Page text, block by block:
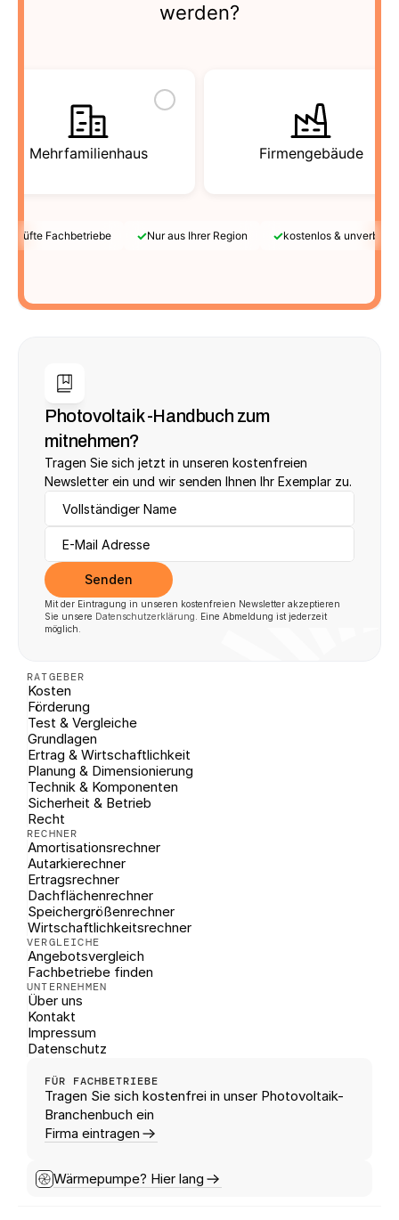
werden?
Mehrfamilienhaus Firmengebäude
Fachbetriebe ✓Nur aus Ihrer Region ✓kostenlos &
Photovoltaik -Handbuch zum
mitnehmen?
Tragen Sie sich jetzt in unseren kostenfreien
Newsletter ein und wir senden Ihnen Ihr Exemplar zu.
Senden
Mit der Eintragung in unseren kostenfreien Newsletter akzeptieren
Sie unsere Datenschutzerklärung . Eine Abmeldung ist jederzeit
möglich.
RATGEBER
Kosten
Förderung
Test & Vergleiche
Grundlagen
Ertrag & Wirtschaftlichkeit
Planung & Dimensionierung
Technik & Komponenten
Sicherheit & Betrieb
Recht
RECHNER
Amortisationsrechner
Autarkierechner
Ertragsrechner
Dachflächenrechner
Speichergrößenrechner
Wirtschaftlichkeitsrechner
VERGLEICHE
Angebotsvergleich
Fachbetriebe finden
UNTERNEHMEN
Über uns
Kontakt
Impressum
Datenschutz
FÜR FACHBETRIEBE
Tragen Sie sich kostenfrei in unser Photovoltaik-
Branchenbuch ein
Firma eintragen
Wärmepumpe? Hier lang